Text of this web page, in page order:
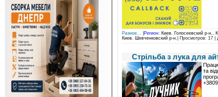
Разное... Регион: Киев. Голосеевский р-н.,
Киев. Шевченковский р-н.
| Просмотров: 17 |
Стрільба з лука для
та